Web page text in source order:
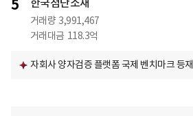
5 한국첨단소재
거래량 3,991,467
거래대금 118.3억
자회사 양자검증 플랫폼 국제 벤치마크 등재